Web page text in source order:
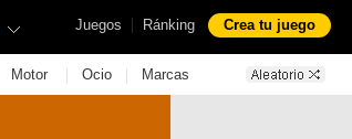
Juegos | Ránking Crea tu juego
Motor | Ocio | Marcas